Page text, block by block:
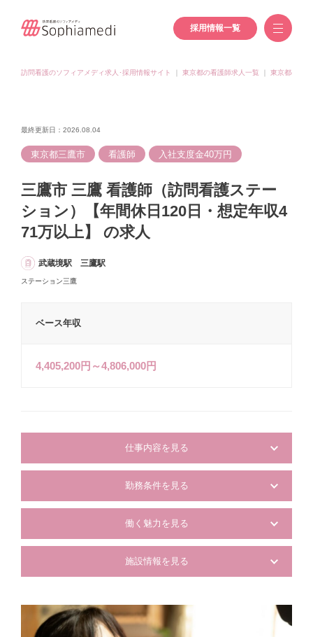
採用情報一覧
訪問看護のソフィアメディ求人･採用情報サイト 東京都の看護師求人一覧 東京都(三鷹
最終更新日：2026.08.04
東京都三鷹市 看護師 入社支度金40万円
三鷹市 三鷹 看護師（訪問看護ステー
ション）【年間休日120日・想定年収4
71万以上】 の求人
武蔵境駅 三鷹駅
ステーション三鷹
ベース年収
4,405,200円～4,806,000円
仕事内容を見る
勤務条件を見る
働く魅力を見る
施設情報を見る